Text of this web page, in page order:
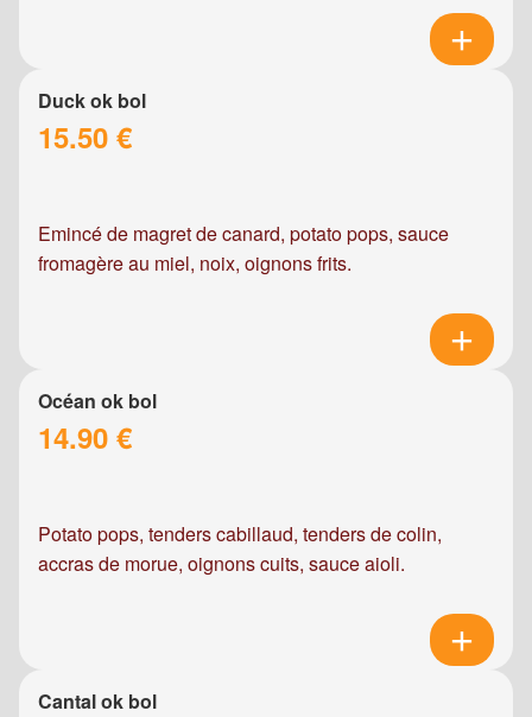
Duck ok bol
15.50 €
Emincé de magret de canard, potato pops, sauce
fromagère au miel, noix, oignons frits.
Océan ok bol
14.90 €
Potato pops, tenders cabillaud, tenders de colin,
accras de morue, oignons cuits, sauce aioli.
Cantal ok bol